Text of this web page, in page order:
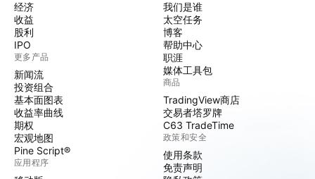
经济
收益
股利
IPO
更多产品
新闻流
投资组合
基本面图表
收益率曲线
期权
宏观地图
Pine Script®
应用程序
我们是谁
太空任务
博客
帮助中心
职涯
媒体工具包
商品
TradingView商店
交易者塔罗牌
C63 TradeTime
政策和安全
使用条款
免责声明